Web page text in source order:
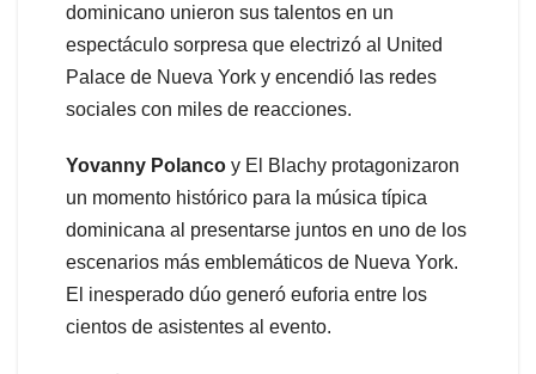
dominicano unieron sus talentos en un
espectáculo sorpresa que electrizó al United
Palace de Nueva York y encendió las redes
sociales con miles de reacciones.
Yovanny Polanco y El Blachy protagonizaron
un momento histórico para la música típica
dominicana al presentarse juntos en uno de los
escenarios más emblemáticos de Nueva York.
El inesperado dúo generó euforia entre los
cientos de asistentes al evento.